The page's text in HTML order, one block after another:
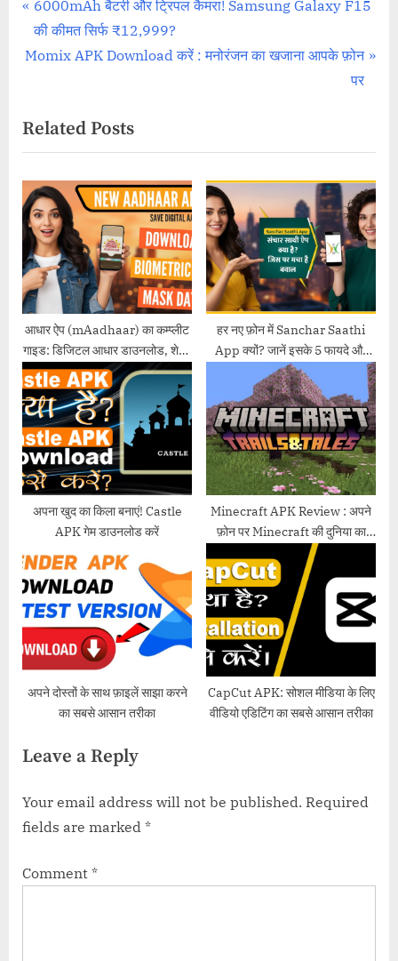
Post
navigation
P
r
e
o
u
s
P
o
s
t
:
6000mAh बैटरी और ट्रिपल कैमरा! Samsung Galaxy F15
की कीमत सिर्फ ₹12,999?
N
t
P
o
s
t
:
Momix APK Download करें : मनोरंजन का खजाना आपके फ़ोन
पर
Related Posts
आधार ऐप (mAadhaar) का कम्प्लीट
गाइड: डिजिटल आधार डाउनलोड, शेयर
और बायोमेट्रिक लॉक कैसे करें?
हर नए फ़ोन में Sanchar Saathi
App क्यों? जानें इसके 5 फायदे और
प्राइवेसी पर सवाल
अपना खुद का किला बनाएं! Castle
APK गेम डाउनलोड करें
Minecraft APK Review : अपने
फ़ोन पर Minecraft की दुनिया का
अपने दोस्तों के साथ फ़ाइलें साझा करने
का सबसे आसान तरीका
CapCut APK: सोशल मीडिया के लिए
वीडियो एडिटिंग का सबसे आसान तरीका
Leave a Reply
Your email address will not be published. Required
fields are marked *
Comment *